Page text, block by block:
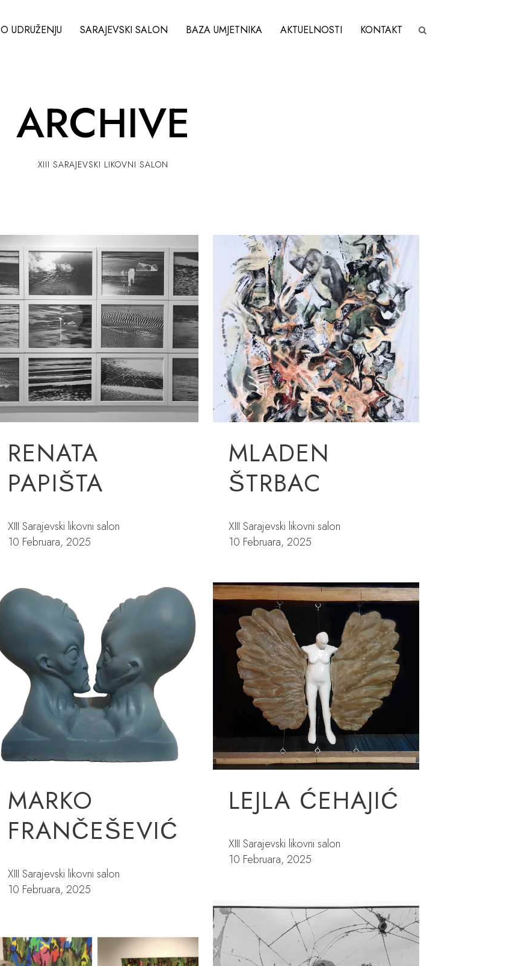
O UDRUŽENJU SARAJEVSKI SALON BAZA UMJETNIKA AKTUELNOSTI KONTAKT
ARCHIVE
XIII SARAJEVSKI LIKOVNI SALON
RENATA
PAPIŠTA
XIII Sarajevski likovni salon
10 Februara, 2025
MLADEN
ŠTRBAC
XIII Sarajevski likovni salon
10 Februara, 2025
MARKO
FRANČEŠEVIĆ
XIII Sarajevski likovni salon
10 Februara, 2025
LEJLA ĆEHAJIĆ
XIII Sarajevski likovni salon
10 Februara, 2025